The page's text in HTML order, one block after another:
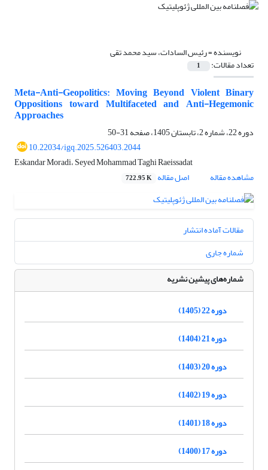
نویسنده =رئیس السادات، سید محمد تقی
تعداد مقالات: 1
Meta-Anti-Geopolitics: Moving Beyond Violent Binary
Oppositions toward Multifaceted and Anti-Hegemonic
Approaches
دوره 22، شماره 2، تابستان 1405، صفحه
31-50
10.22034/igq.2025.526403.2044
Eskandar Moradi، Seyed Mohammad Taghi Raeissadat
مشاهده مقاله
اصل مقاله 722.95 K
مقالات آماده انتشار
شماره جاری
شماره‌های پیشین نشریه
دوره 22 (1405)
دوره 21 (1404)
دوره 20 (1403)
دوره 19 (1402)
دوره 18 (1401)
دوره 17 (1400)